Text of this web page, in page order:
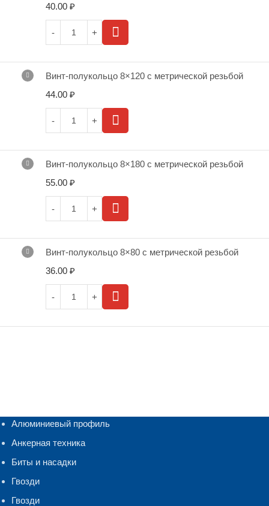
40.00 ₽
Винт-полукольцо 8×120 с метрической резьбой
44.00 ₽
Винт-полукольцо 8×180 с метрической резьбой
55.00 ₽
Винт-полукольцо 8×80 с метрической резьбой
36.00 ₽
Алюминиевый профиль
Анкерная техника
Биты и насадки
Гвозди
Гвозди